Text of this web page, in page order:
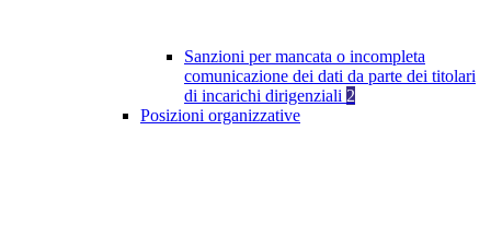
Sanzioni per mancata o incompleta
comunicazione dei dati da parte dei titolari
di incarichi dirigenziali 2
Posizioni organizzative